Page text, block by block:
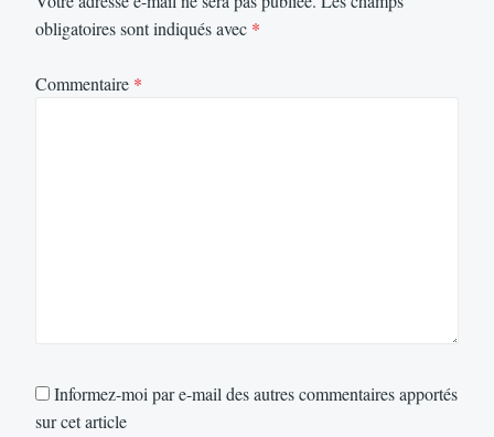
obligatoires sont indiqués avec *
Commentaire *
Informez-moi par e-mail des autres commentaires apportés
sur cet article